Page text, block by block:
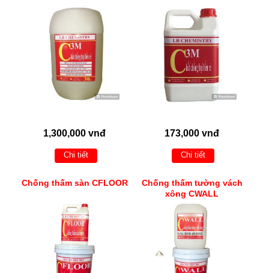
1,300,000 vnđ
Chi tiết
173,000 vnđ
Chi tiết
Chống thấm sàn CFLOOR
Chống thấm tường vách
xông CWALL